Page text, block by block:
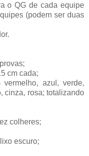
o QG de cada equipe
(podem ser duas
cm cada;
azul, verde,
cinza, rosa; totalizando
colheres;
escuro;